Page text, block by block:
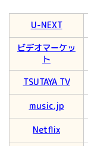
U-NEXT
ビデオマーケッ
ト
TSUTAYA TV
music.jp
Netflix